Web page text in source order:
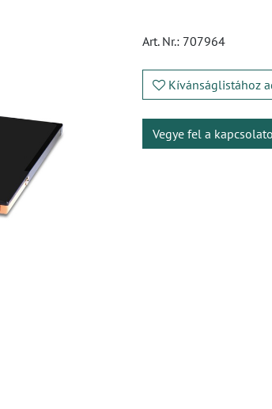
Art. Nr.: 707964
Kívánságlistához
Vegye fel a